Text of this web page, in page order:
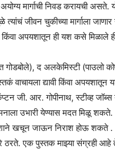
मार्गाची निवड करायची असते.
जीवन चुकीच्या मार्गाला जाणार
किंवा अपयशातून ही यश कसे मिळाले
गोडबोले), द अलकेमिस्टी (पाउलो
वाचायला द्यावी किंवा
जी. आर. गोपीनाथ, स्टीव्ह
उभारी येण्यास मदत मिळू शकते.
खचून जाऊन निराश होऊ शकते .
ठरते. एक पुस्तक माझ्या संग्रही आहे